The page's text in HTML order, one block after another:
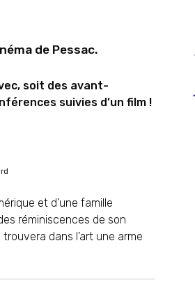
de Pessac.
soit des avant-
suivies d’un film !
et d’une famille
réminiscences de son
dans l’art une arme